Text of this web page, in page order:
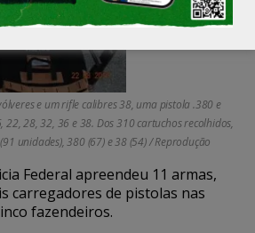
e um rifle calibres 38, uma pistola .380 e
22, 28, 32, 36 e 38. Dos 310 cartuchos recolhidos,
unidades), 380 (67) e 38 (54) / Reprodução
Federal apreendeu 11 armas,
carregadores de pistolas nas
fazendeiros.